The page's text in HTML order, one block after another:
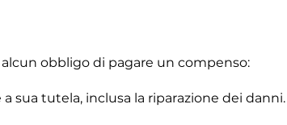
alcun obbligo di pagare un compenso:
sua tutela, inclusa la riparazione dei danni.